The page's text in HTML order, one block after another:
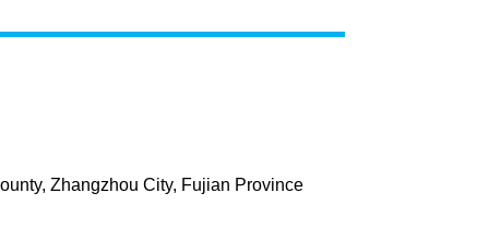
Zhangzhou City, Fujian Province